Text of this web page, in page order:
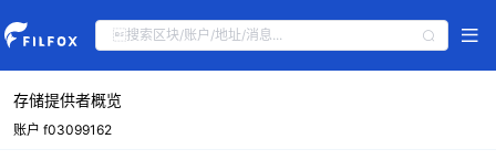
存储提供者概览
账户 f03099162